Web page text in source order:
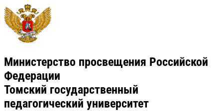
Министерство просвещения Российской
Федерации
Томский государственный
педагогический университет